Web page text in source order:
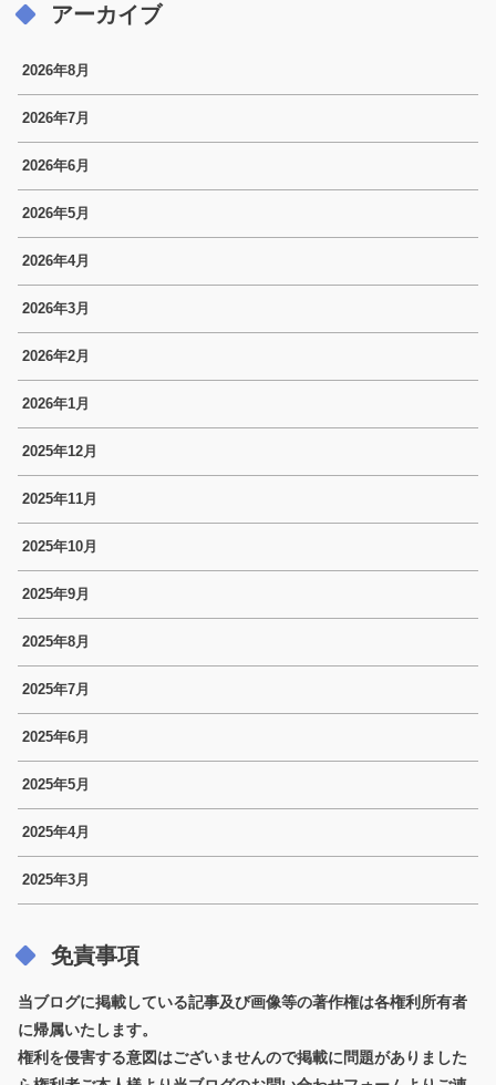
アーカイブ
2026年8月
2026年7月
2026年6月
2026年5月
2026年4月
2026年3月
2026年2月
2026年1月
2025年12月
2025年11月
2025年10月
2025年9月
2025年8月
2025年7月
2025年6月
2025年5月
2025年4月
2025年3月
免責事項
当ブログに掲載している記事及び画像等の著作権は各権利所有者
に帰属いたします。
権利を侵害する意図はございませんので掲載に問題がありました